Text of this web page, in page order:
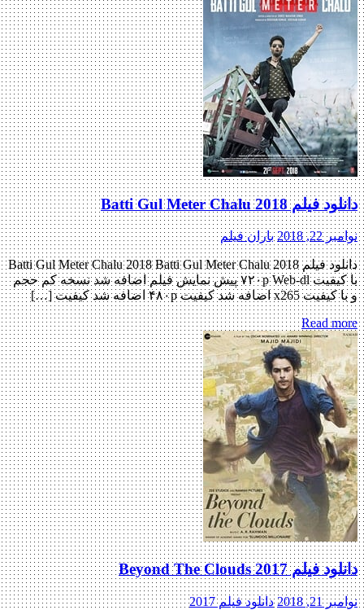
دانلود فیلم Batti Gul Meter Chalu 2018
نوامبر 22, 2018 باران فیلم
دانلود فیلم Batti Gul Meter Chalu 2018 Batti Gul Meter Chalu 2018
با کیفیت ۷۲۰p Web-dl پیش نمایش فیلم اضافه شد نسخه کم حجم
و با کیفیت x265 اضافه شد کیفیت ۴۸۰p اضافه شد کیفیت […]
Read more
دانلود فیلم Beyond The Clouds 2017
نوامبر 21, 2018 دانلود فیلم 2017